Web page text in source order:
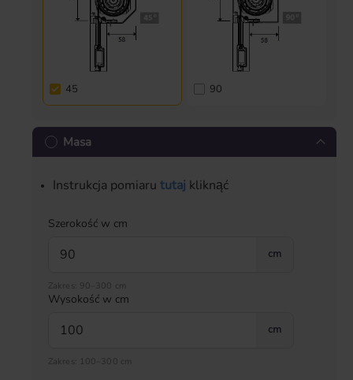
45 90
Masa
Instrukcja pomiaru tutaj kliknąć
Szerokość w cm
cm
Zakres: 90–300 cm
Wysokość w cm
cm
Zakres: 100–300 cm